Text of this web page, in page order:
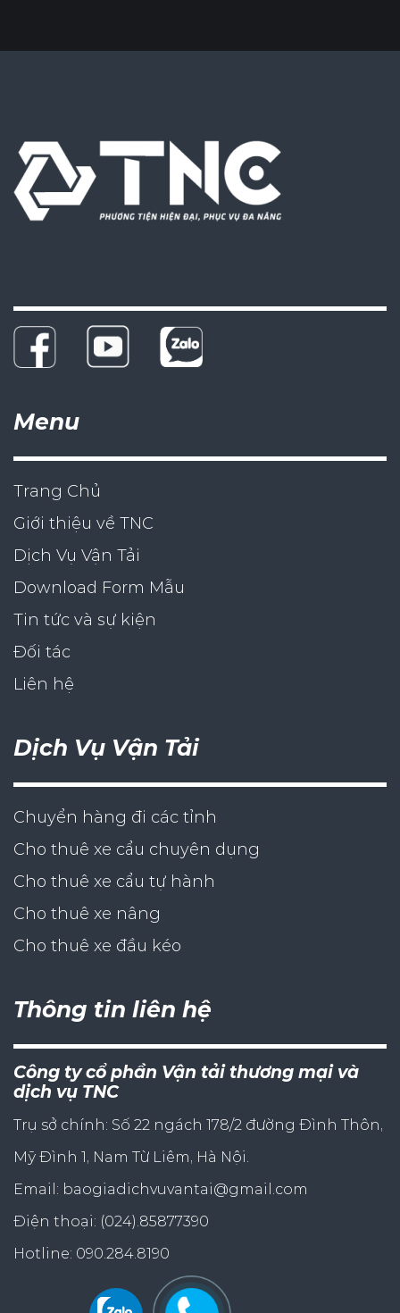
Menu
Trang Chủ
Giới thiệu về TNC
Dịch Vụ Vận Tải
Download Form Mẫu
Tin tức và sự kiện
Đối tác
Liên hệ
Dịch Vụ Vận Tải
Chuyển hàng đi các tỉnh
Cho thuê xe cẩu chuyên dụng
Cho thuê xe cẩu tự hành
Cho thuê xe nâng
Cho thuê xe đầu kéo
Thông tin liên hệ
Công ty cổ phần Vận tải thương mại và
dịch vụ TNC
Trụ sở chính: Số 22 ngách 178/2 đường Đình Thôn,
Mỹ Đình 1, Nam Từ Liêm, Hà Nội.
Email: baogiadichvuvantai@gmail.com
Điện thoại: (024).85877390
Hotline: 090.284.8190